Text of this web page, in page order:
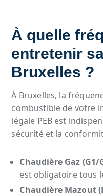
À quelle
entretenir
Bruxelles ?
À Bruxelles, la
combustible de votre
légale PEB est
sécurité et la
Chaudière Gaz (G1/
est obligatoire tous
Chaudière Mazout